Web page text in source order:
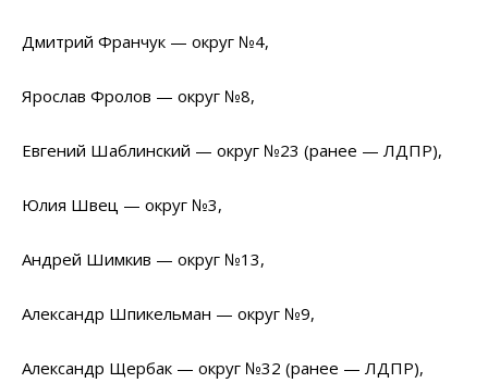
Дмитрий Франчук — округ №4,
Ярослав Фролов — округ №8,
Евгений Шаблинский — округ №23 (ранее — ЛДПР),
Юлия Швец — округ №3,
Андрей Шимкив — округ №13,
Александр Шпикельман — округ №9,
Александр Щербак — округ №32 (ранее — ЛДПР),